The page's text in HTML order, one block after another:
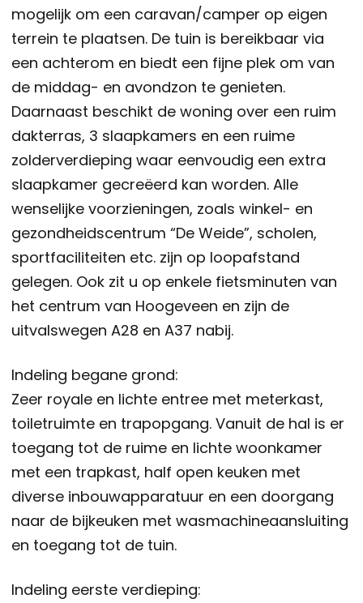
mogelijk om een caravan/camper op eigen
terrein te plaatsen. De tuin is bereikbaar via
een achterom en biedt een fijne plek om van
de middag- en avondzon te genieten.
Daarnaast beschikt de woning over een ruim
dakterras, 3 slaapkamers en een ruime
zolderverdieping waar eenvoudig een extra
slaapkamer gecreëerd kan worden. Alle
wenselijke voorzieningen, zoals winkel- en
gezondheidscentrum “De Weide”, scholen,
sportfaciliteiten etc. zijn op loopafstand
gelegen. Ook zit u op enkele fietsminuten van
het centrum van Hoogeveen en zijn de
uitvalswegen A28 en A37 nabij.
Indeling begane grond:
Zeer royale en lichte entree met meterkast,
toiletruimte en trapopgang. Vanuit de hal is er
toegang tot de ruime en lichte woonkamer
met een trapkast, half open keuken met
diverse inbouwapparatuur en een doorgang
naar de bijkeuken met wasmachineaansluiting
en toegang tot de tuin.
Indeling eerste verdieping: